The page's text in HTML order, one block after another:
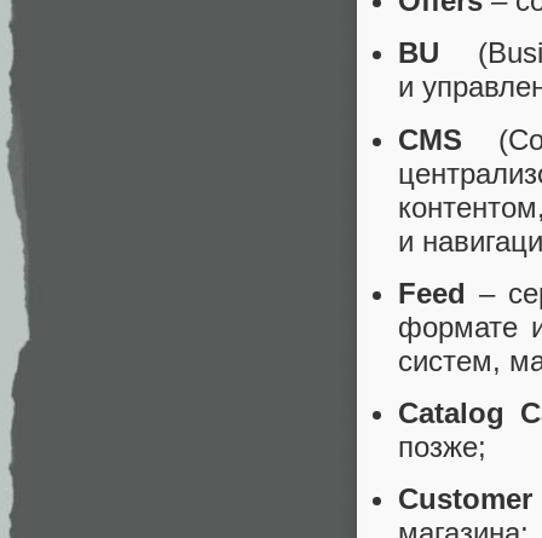
BU
и
CMS
и
Feed –
формате
систем,
Catalog
позже;
Customer